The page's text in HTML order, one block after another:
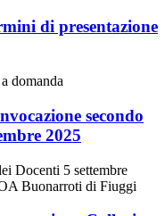
di presentazione
domanda
secondo
2025
Docenti 5 settembre
Buonarroti di Fiuggi